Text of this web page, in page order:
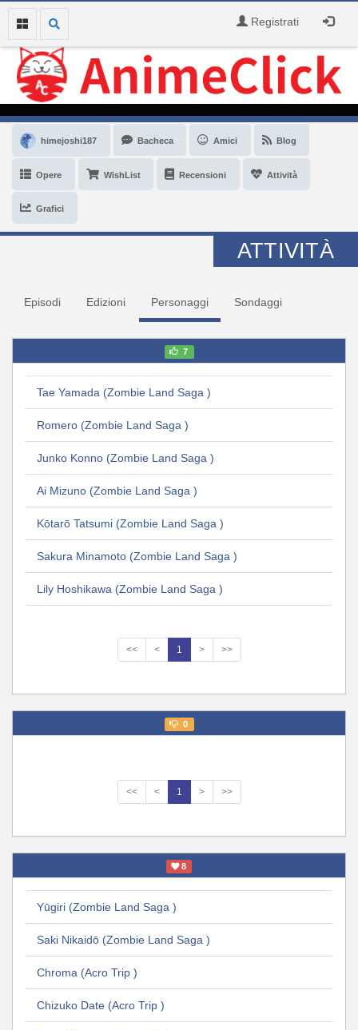
Registrati
himejoshi187 Bacheca Amici Blog
Opere WishList Recensioni Attività
Grafici
ATTIVITÀ
Episodi Edizioni Personaggi Sondaggi
7
Tae Yamada (Zombie Land Saga )
Romero (Zombie Land Saga )
Junko Konno (Zombie Land Saga )
Ai Mizuno (Zombie Land Saga )
Kōtarō Tatsumi (Zombie Land Saga )
Sakura Minamoto (Zombie Land Saga )
Lily Hoshikawa (Zombie Land Saga )
<< < 1 > >>
0
<< < 1 > >>
8
Yūgiri (Zombie Land Saga )
Saki Nikaidō (Zombie Land Saga )
Chroma (Acro Trip )
Chizuko Date (Acro Trip )